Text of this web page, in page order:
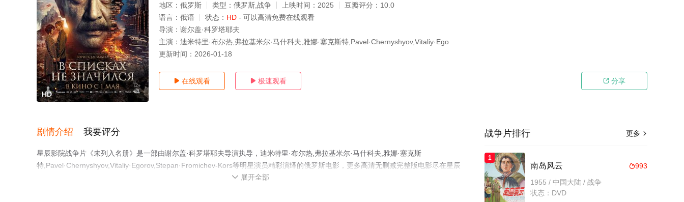
HD
地区： 俄罗斯 类型： 俄罗斯,战争 上映时间： 2025 豆瓣评分： 10.0
语言： 俄语 状态： HD - 可以高清免费在线观看
导演： 谢尔盖·科罗塔耶夫
主演： 迪米特里·布尔热,弗拉基米尔·马什科夫,雅娜·塞克斯特,Pavel·Chernyshyov,Vitaliy·Ego
更新时间： 2026-01-18
 在线观看  极速观看  分享
剧情介绍 我要评分
星辰影院战争片《未列入名册》是一部由谢尔盖·科罗塔耶夫导演执导，迪米特里·布尔热,弗拉基米尔·马什科夫,雅娜·塞克斯
特,Pavel·Chernyshyov,Vitaliy·Egorov,Stepan·Fromichev-Kors等明星演员精彩演绎的俄罗斯电影，更多高清无删减完整版电影尽在星辰
 展开全部
更多 
战争片排行
1
993
南岛风云
1955 / 中国大陆 / 战争
状态：DVD